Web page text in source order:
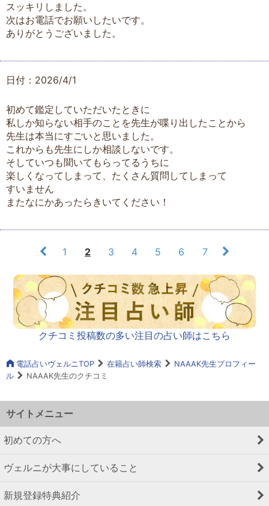
スッキリしました。
次はお電話でお願いしたいです。
ありがとうございました。
日付：2026/4/1
初めて鑑定していただいたときに
私しか知らない相手のことを先生が喋り出したことから
先生は本当にすごいと思いました。
これからも先生にしか相談しないです。
そしていつも聞いてもらってるうちに
楽しくなってしまって、たくさん質問してしまって
すいません
またなにかあったらきいてください！
1 2 3 4 5 6 7
クチコミ投稿数の多い注目の占い師はこちら
電話占いヴェルニTOP 在籍占い師検索
NAAAK先生プロフィー
ル
NAAAK先生のクチコミ
サイトメニュー
初めての方へ
ヴェルニが大事にしていること
新規登録特典紹介